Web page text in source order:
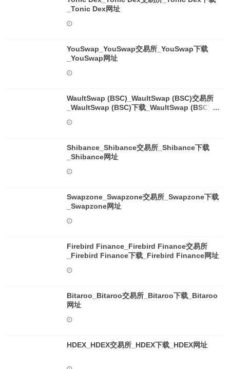
_Tonic Dex网址
YouSwap_YouSwap交易所_YouSwap下载
_YouSwap网址
WaultSwap (BSC)_WaultSwap (BSC)交易所
_WaultSwap (BSC)下载_WaultSwap (BSC)网
Shibance_Shibance交易所_Shibance下载
_Shibance网址
Swapzone_Swapzone交易所_Swapzone下载
_Swapzone网址
Firebird Finance_Firebird Finance交易所
_Firebird Finance下载_Firebird Finance网址
Bitaroo_Bitaroo交易所_Bitaroo下载_Bitaroo
网址
HDEX_HDEX交易所_HDEX下载_HDEX网址